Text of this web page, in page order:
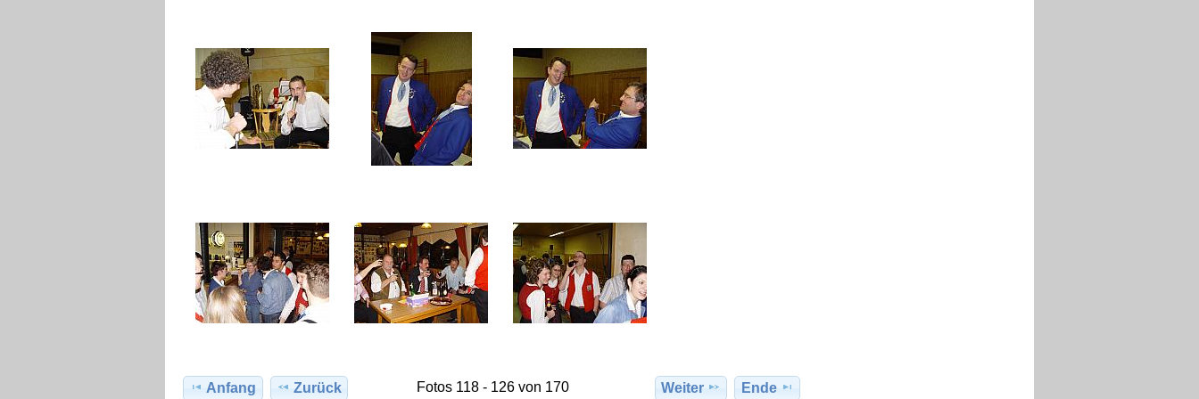
Anfang Zurück Fotos 118 - 126 von 170 Weiter Ende